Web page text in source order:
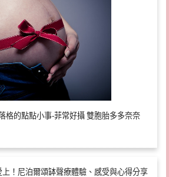
格的點點小事-菲常好攝 雙胞胎多多奈奈
！尼泊爾頌缽聲療體驗、感受與心得分享